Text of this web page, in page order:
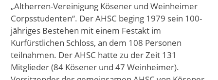
„Altherren-Vereinigung Kösener und Weinheimer
Corpsstudenten“. Der AHSC beging 1979 sein 100-
jähriges Bestehen mit einem Festakt im
Kurfürstlichen Schloss, an dem 108 Personen
teilnahmen. Der AHSC hatte zu der Zeit 131
Mitglieder (84 Kösener und 47 Weinheimer).